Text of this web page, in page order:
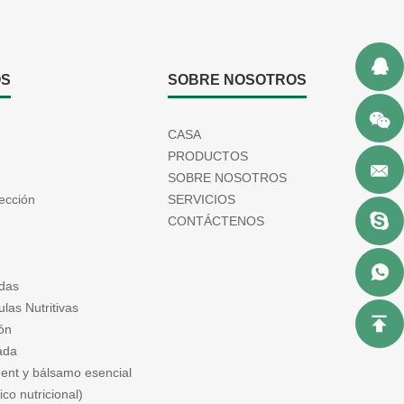
Nutritivas
y bálsamo esencial
nutricional)
SOBRE NOSOTROS
CASA
PRODUCTOS
SOBRE NOSOTROS
SERVICIOS
CONTÁCTENOS